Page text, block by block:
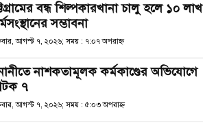
বন্ধ শিল্পকারখানা চালু হলে ১০ লাখ
সম্ভাবনা
আগস্ট ৭, ২০২৬; সময় : ৭:০৭ অপরাহ্ণ
নাশকতামূলক কর্মকাণ্ডের অভিযোগে
৭
আগস্ট ৭, ২০২৬; সময় : ৫:০৩ অপরাহ্ণ